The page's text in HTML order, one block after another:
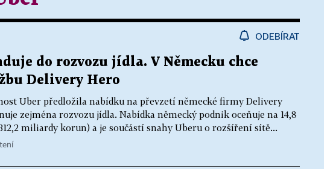
ODEBÍRAT
do rozvozu jídla. V Německu chce
Delivery Hero
Uber předložila nabídku na převzetí německé firmy Delivery
zejména rozvozu jídla. Nabídka německý podnik oceňuje na 14,8
miliardy korun) a je součástí snahy Uberu o rozšíření sítě...